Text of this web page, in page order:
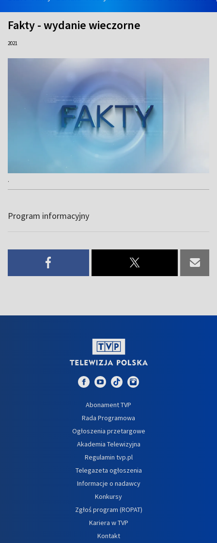
Fakty - wydanie wieczorne
2021
.
Program informacyjny
Abonament TVP
Rada Programowa
Ogłoszenia przetargowe
Akademia Telewizyjna
Regulamin tvp.pl
Telegazeta ogłoszenia
Informacje o nadawcy
Konkursy
Zgłoś program (ROPAT)
Kariera w TVP
Kontakt